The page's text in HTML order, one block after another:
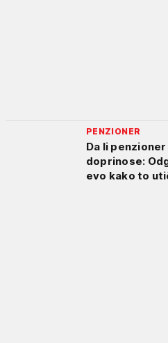
PENZIONER
Da li
doprinose:
evo kako to